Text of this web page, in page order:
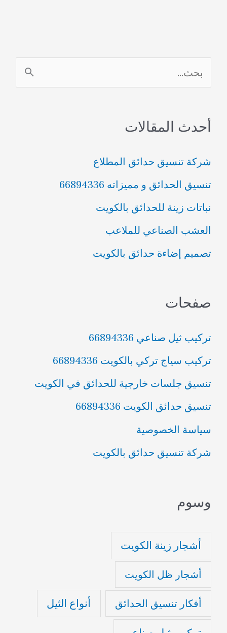
ل
ح
ع
ن
:
أحدث المقالات
شركة تنسيق حدائق المطلاع
تنسيق الحدائق و مميزاته 66894336
نباتات زينة للحدائق بالكويت
العشب الصناعي للملاعب
تصميم إضاءة حدائق بالكويت
صفحات
تركيب ثيل صناعي 66894336
تركيب سياج تركي بالكويت 66894336
تنسيق جلسات خارجية للحدائق في الكويت
تنسيق حدائق الكويت 66894336
سياسة الخصوصية
شركة تنسيق حدائق بالكويت
وسوم
أشجار زينة الكويت
أشجار ظل الكويت
أفكار تنسيق الحدائق أنواع الثيل